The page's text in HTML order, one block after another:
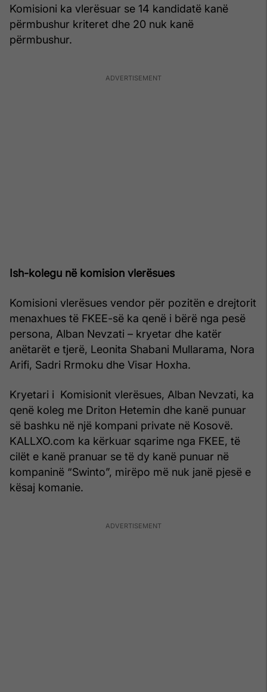
Komisioni ka vlerësuar se 14 kandidatë kanë
përmbushur kriteret dhe 20 nuk kanë
përmbushur.
Ish-kolegu në komision vlerësues
Komisioni vlerësues vendor për pozitën e drejtorit
menaxhues të FKEE-së ka qenë i bërë nga pesë
persona, Alban Nevzati – kryetar dhe katër
anëtarët e tjerë, Leonita Shabani Mullarama, Nora
Arifi, Sadri Rrmoku dhe Visar Hoxha.
Kryetari i Komisionit vlerësues, Alban Nevzati, ka
qenë koleg me Driton Hetemin dhe kanë punuar
së bashku në një kompani private në Kosovë.
KALLXO.com ka kërkuar sqarime nga FKEE, të
cilët e kanë pranuar se të dy kanë punuar në
kompaninë “Swinto”, mirëpo më nuk janë pjesë e
kësaj komanie.